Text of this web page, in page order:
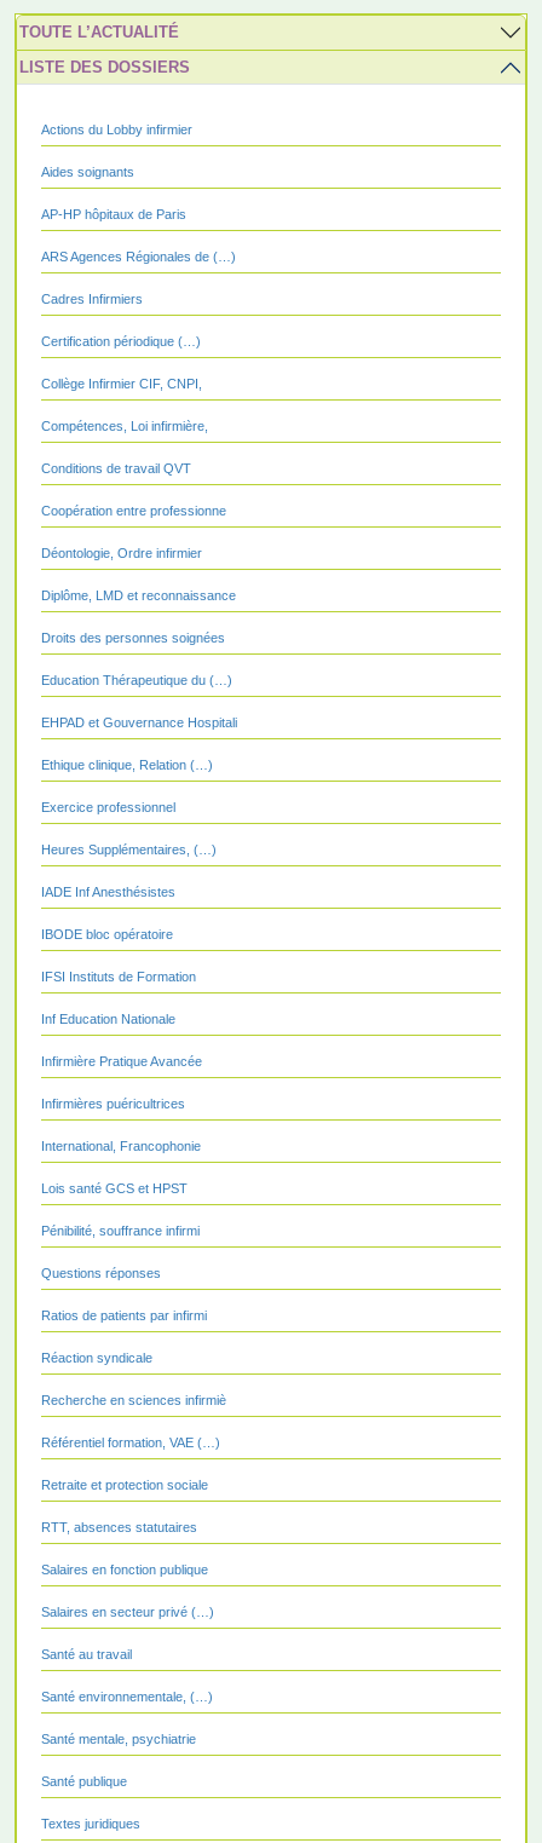
TOUTE L’ACTUALITÉ
LISTE DES DOSSIERS
Actions du Lobby infirmier
Aides soignants
AP-HP hôpitaux de Paris
ARS Agences Régionales de (…)
Cadres Infirmiers
Certification périodique (…)
Collège Infirmier CIF, CNPI,
Compétences, Loi infirmière,
Conditions de travail QVT
Coopération entre professionne
Déontologie, Ordre infirmier
Diplôme, LMD et reconnaissance
Droits des personnes soignées
Education Thérapeutique du (…)
EHPAD et Gouvernance Hospitali
Ethique clinique, Relation (…)
Exercice professionnel
Heures Supplémentaires, (…)
IADE Inf Anesthésistes
IBODE bloc opératoire
IFSI Instituts de Formation
Inf Education Nationale
Infirmière Pratique Avancée
Infirmières puéricultrices
International, Francophonie
Lois santé GCS et HPST
Pénibilité, souffrance infirmi
Questions réponses
Ratios de patients par infirmi
Réaction syndicale
Recherche en sciences infirmiè
Référentiel formation, VAE (…)
Retraite et protection sociale
RTT, absences statutaires
Salaires en fonction publique
Salaires en secteur privé (…)
Santé au travail
Santé environnementale, (…)
Santé mentale, psychiatrie
Santé publique
Textes juridiques